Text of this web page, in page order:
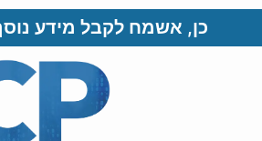
כן, אשמח לקבל מידע